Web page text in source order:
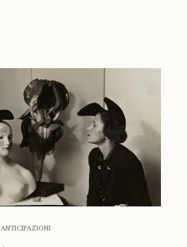
ANTICIPAZIONI